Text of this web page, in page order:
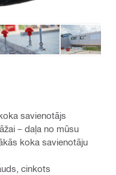
savienotājs
– daļa no mūsu
koka savienotāju
cinkots